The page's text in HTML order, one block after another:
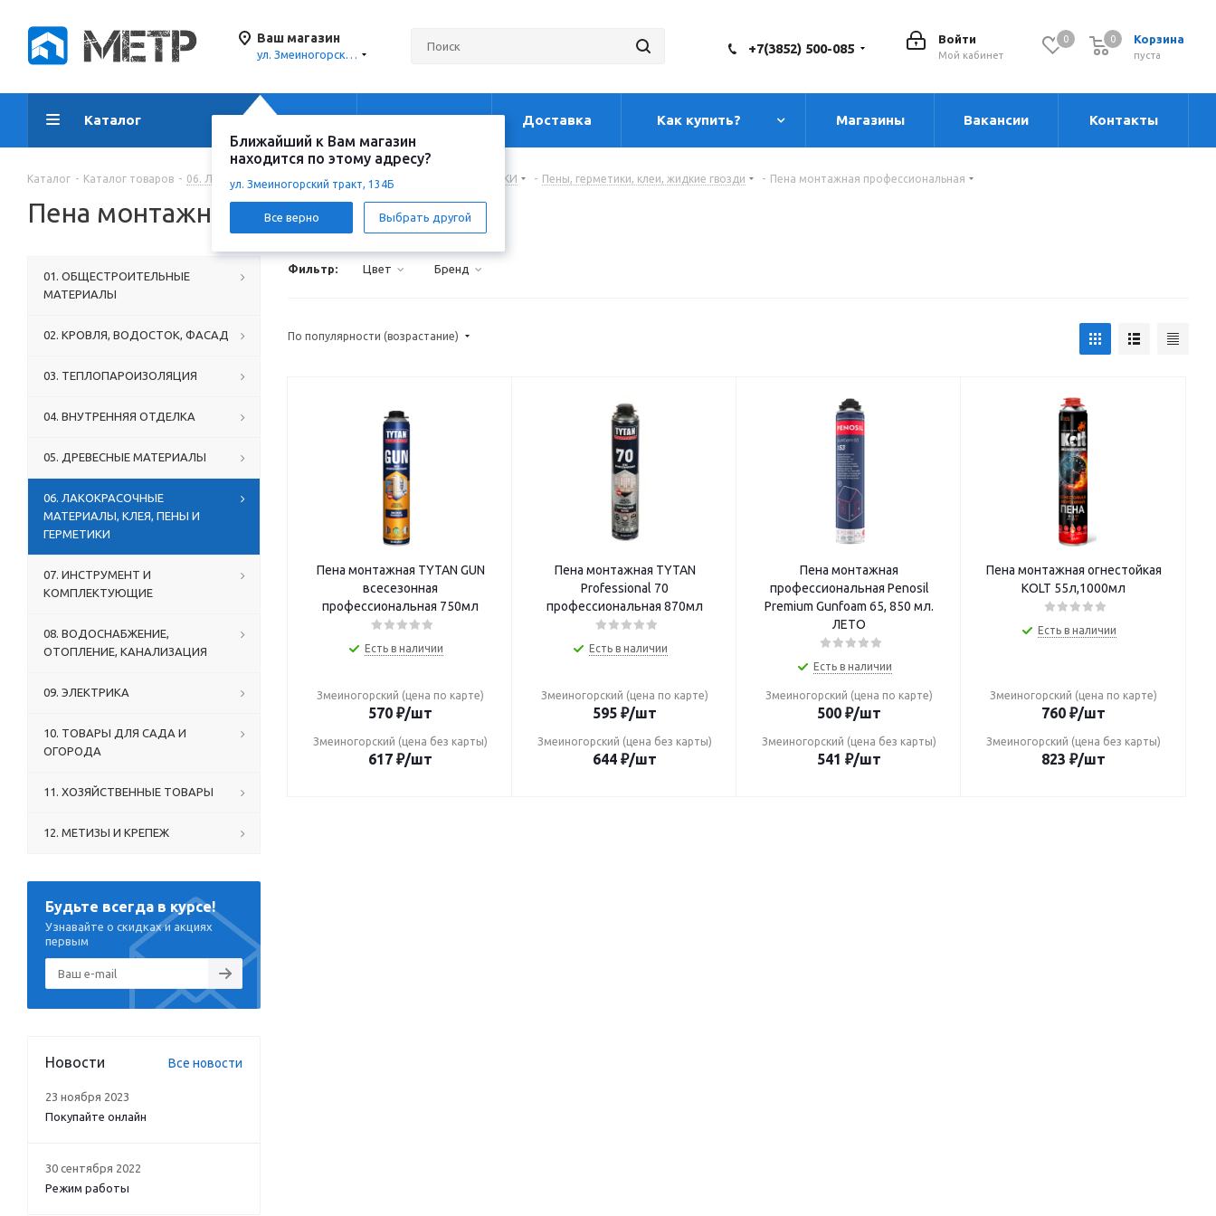
Ваш магазин
ул. Змеиногорский тракт, 134Б
Ближайший к Вам магазин
находится по этому адресу?
ул. Змеиногорский тракт, 134Б
Все верно Выбрать другой
0 Корзина
0
пуста
0
Войти
Мой кабинет
+7(3852) 500-085
Каталог Акции Услуги Доставка Как купить? Магазины Вакансии Контакты
Каталог - Каталог товаров - 06. ЛАКОКРАСОЧНЫЕ МАТЕРИАЛЫ, КЛЕЯ, ПЕНЫ И ГЕРМЕТИКИ - Пены, герметики, клеи, жидкие гвозди - Пена монтажная профессиональная
Пена монтажная профессиональная
Фильтр: Цвет Бренд
По популярности (возрастание)
Пена монтажная TYTAN GUN
всесезонная
профессиональная 750мл
Есть в наличии
Змеиногорский (цена по карте)
570 ₽/шт
Змеиногорский (цена без карты)
617 ₽/шт
Пена монтажная TYTAN
Professional 70
профессиональная 870мл
Есть в наличии
Змеиногорский (цена по карте)
595 ₽/шт
Змеиногорский (цена без карты)
644 ₽/шт
Пена монтажная
профессиональная Penosil
Premium Gunfoam 65, 850 мл.
ЛЕТО
Есть в наличии
Змеиногорский (цена по карте)
500 ₽/шт
Змеиногорский (цена без карты)
541 ₽/шт
Пена монтажная огнестойкая
KOLT 55л,1000мл
Есть в наличии
Змеиногорский (цена по карте)
760 ₽/шт
Змеиногорский (цена без карты)
823 ₽/шт
01. ОБЩЕСТРОИТЕЛЬНЫЕ
МАТЕРИАЛЫ
02. КРОВЛЯ, ВОДОСТОК, ФАСАД
03. ТЕПЛОПАРОИЗОЛЯЦИЯ
04. ВНУТРЕННЯЯ ОТДЕЛКА
05. ДРЕВЕСНЫЕ МАТЕРИАЛЫ
06. ЛАКОКРАСОЧНЫЕ
МАТЕРИАЛЫ, КЛЕЯ, ПЕНЫ И
ГЕРМЕТИКИ
07. ИНСТРУМЕНТ И
КОМПЛЕКТУЮЩИЕ
08. ВОДОСНАБЖЕНИЕ,
ОТОПЛЕНИЕ, КАНАЛИЗАЦИЯ
09. ЭЛЕКТРИКА
10. ТОВАРЫ ДЛЯ САДА И
ОГОРОДА
11. ХОЗЯЙСТВЕННЫЕ ТОВАРЫ
12. МЕТИЗЫ И КРЕПЕЖ
Будьте всегда в курсе!
Узнавайте о скидках и акциях
первым
Новости Все новости
23 ноября 2023
Покупайте онлайн
30 сентября 2022
Режим работы